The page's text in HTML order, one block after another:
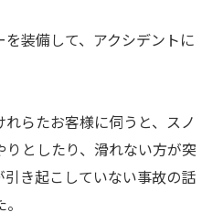
装備して、アクシデントに
らたお客様に伺うと、スノ
としたり、滑れない方が突
き起こしていない事故の話